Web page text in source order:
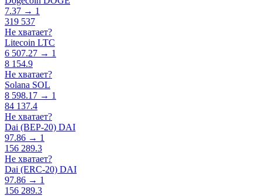
7.37 → 1
319 537
Не хватает?
Litecoin LTC
6 507.27 → 1
8 154.9
Не хватает?
Solana SOL
8 598.17 → 1
84 137.4
Не хватает?
Dai (BEP-20) DAI
97.86 → 1
156 289.3
Не хватает?
Dai (ERC-20) DAI
97.86 → 1
156 289.3